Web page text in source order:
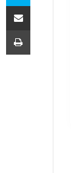
E-Posta ile paylaş